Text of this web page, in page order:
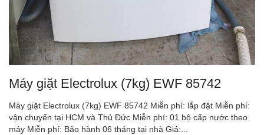
Máy giặt Electrolux (7kg) EWF 85742
Máy giặt Electrolux (7kg) EWF 85742 Miễn phí: lắp đặt Miễn phí:
vận chuyển tại HCM và Thủ Đức Miễn phí: 01 bộ cấp nước theo
máy Miễn phí: Bảo hành 06 tháng tại nhà Giá:...